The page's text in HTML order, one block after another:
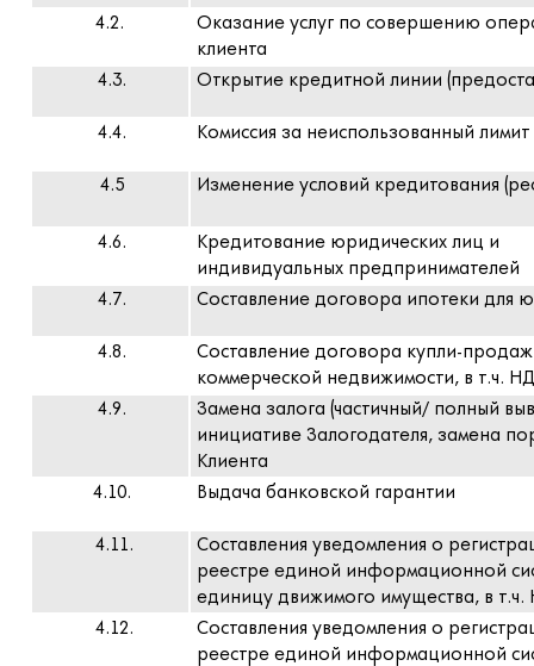
4.2.
Оказание услуг по совершению
клиента
4.3.
Открытие кредитной линии
4.4. Комиссия за неиспользованный
4.5 Изменение условий кредитования
4.6.
Кредитование юридических лиц и
индивидуальных предпринимателей
4.7.
Составление договора ипотеки для
4.8.
Составление договора купли-
коммерческой недвижимости, в т.ч.
4.9.
Замена залога (частичный/ полный
инициативе Залогодателя, замена
Клиента
4.10.
Выдача банковской гарантии
4.11.
Составления уведомления о
реестре единой информационной
единицу движимого имущества, в
4.12.
Составления уведомления о
реестре единой информационной